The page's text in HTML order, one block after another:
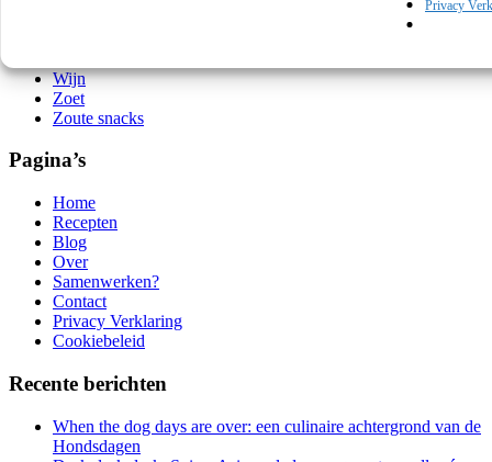
Privacy
Wijn
Zoet
Zoute snacks
Pagina’s
Home
Recepten
Blog
Over
Samenwerken?
Contact
Privacy Verklaring
Cookiebeleid
Recente berichten
When the dog days are over: een culinaire achtergrond van de
Hondsdagen